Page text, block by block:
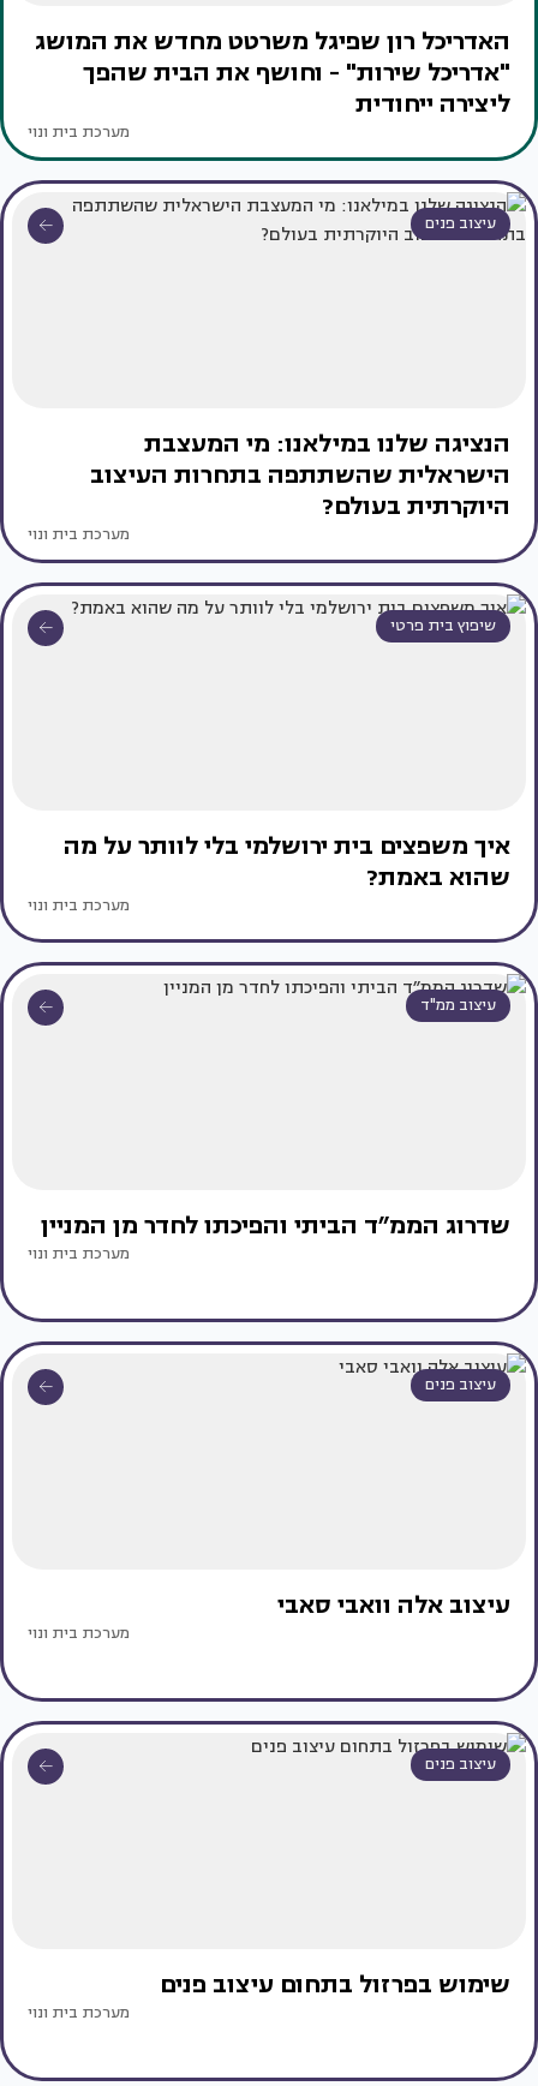
האדריכל רון שפיגל משרטט מחדש את המושג
"אדריכל שירות" - וחושף את הבית שהפך
ליצירה ייחודית
מערכת בית ונוי
עיצוב פנים
הנציגה שלנו במילאנו: מי המעצבת
הישראלית שהשתתפה בתחרות העיצוב
היוקרתית בעולם?
מערכת בית ונוי
שיפוץ בית פרטי
איך משפצים בית ירושלמי בלי לוותר על מה
שהוא באמת?
מערכת בית ונוי
עיצוב ממ"ד
שדרוג הממ״ד הביתי והפיכתו לחדר מן המניין
מערכת בית ונוי
עיצוב פנים
עיצוב אלה וואבי סאבי
מערכת בית ונוי
עיצוב פנים
שימוש בפרזול בתחום עיצוב פנים
מערכת בית ונוי